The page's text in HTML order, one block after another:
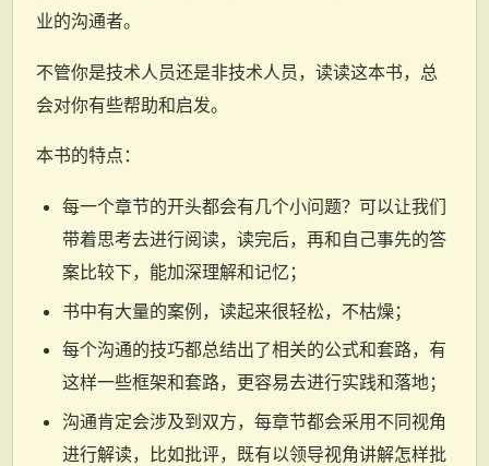
业的沟通者。
不管你是技术人员还是非技术人员，读读这本书，总
会对你有些帮助和启发。
本书的特点：
每一个章节的开头都会有几个小问题？可以让我们
带着思考去进行阅读，读完后，再和自己事先的答
案比较下，能加深理解和记忆；
书中有大量的案例，读起来很轻松，不枯燥；
每个沟通的技巧都总结出了相关的公式和套路，有
这样一些框架和套路，更容易去进行实践和落地；
沟通肯定会涉及到双方，每章节都会采用不同视角
进行解读，比如批评，既有以领导视角讲解怎样批